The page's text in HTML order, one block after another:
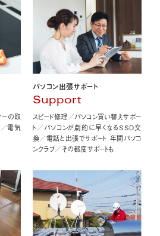
ーの取
電気
パソコン出張サポート
Support
スピード修理／パソコン買い替えサポー
ト／パソコンが劇的に早くなるSSD交
換／電話と出張でサポート 年間パソコ
ンクラブ／その都度サポートも